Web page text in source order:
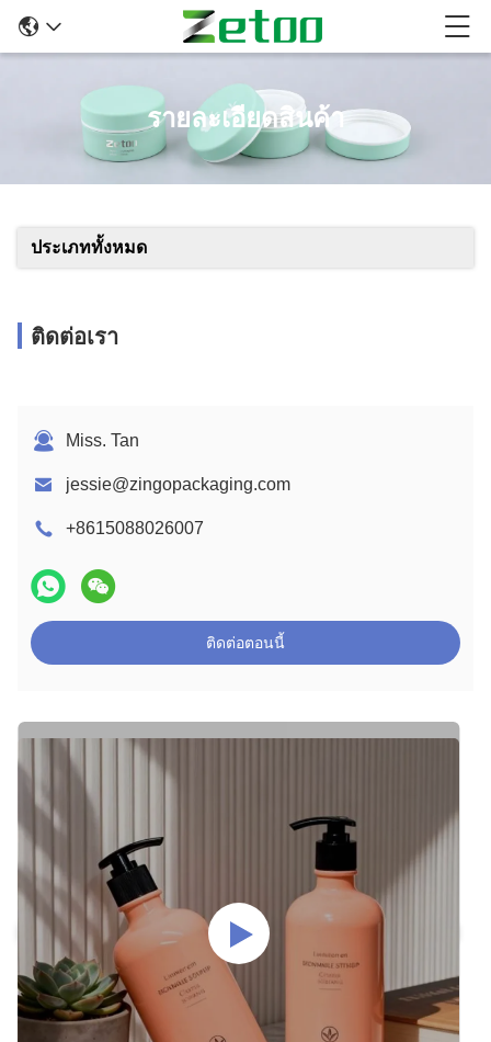
รายละเอียดสินค้า
ประเภททั้งหมด
ติดต่อเรา
Miss. Tan
jessie@zingopackaging.com
+8615088026007
ติดต่อตอนนี้